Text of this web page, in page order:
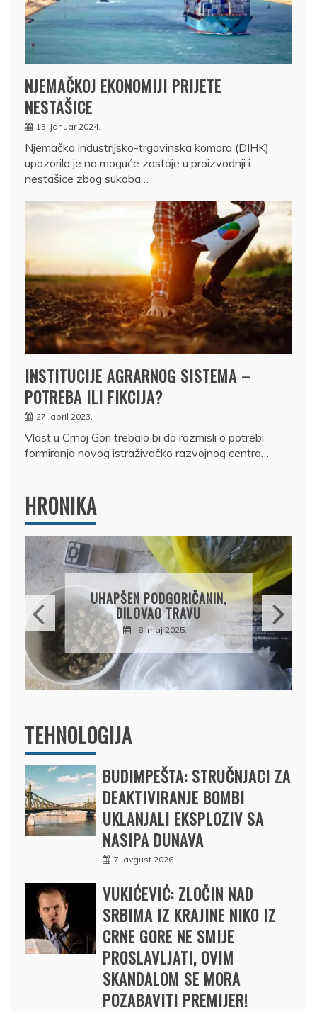
NJEMAČKOJ EKONOMIJI PRIJETE
NESTAŠICE
13. januar 2024.
Njemačka industrijsko-trgovinska komora (DIHK)
upozorila je na moguće zastoje u proizvodnji i
nestašice zbog sukoba…
INSTITUCIJE AGRARNOG SISTEMA –
POTREBA ILI FIKCIJA?
27. april 2023.
Vlast u Crnoj Gori trebalo bi da razmisli o potrebi
formiranja novog istraživačko razvojnog centra…
HRONIKA
DRŽAVLJANIN RUSIJE
OSUMNJIČEN DA JE
PRODAO TUĐI BMW,
DRŽAVU NAPUSTIO
BRODOM
12. februar 2025.
TEHNOLOGIJA
BUDIMPEŠTA: STRUČNJACI ZA
DEAKTIVIRANJE BOMBI
UKLANJALI EKSPLOZIV SA
NASIPA DUNAVA
7. avgust 2026.
VUKIĆEVIĆ: ZLOČIN NAD
SRBIMA IZ KRAJINE NIKO IZ
CRNE GORE NE SMIJE
PROSLAVLJATI, OVIM
SKANDALOM SE MORA
POZABAVITI PREMIJER!